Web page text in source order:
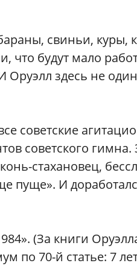
свиньи, куры,
что будут мало
Оруэлл здесь не
советские
советского гимна.
стахановец,
пуще». И
(За книги
по 70-й статье: 7